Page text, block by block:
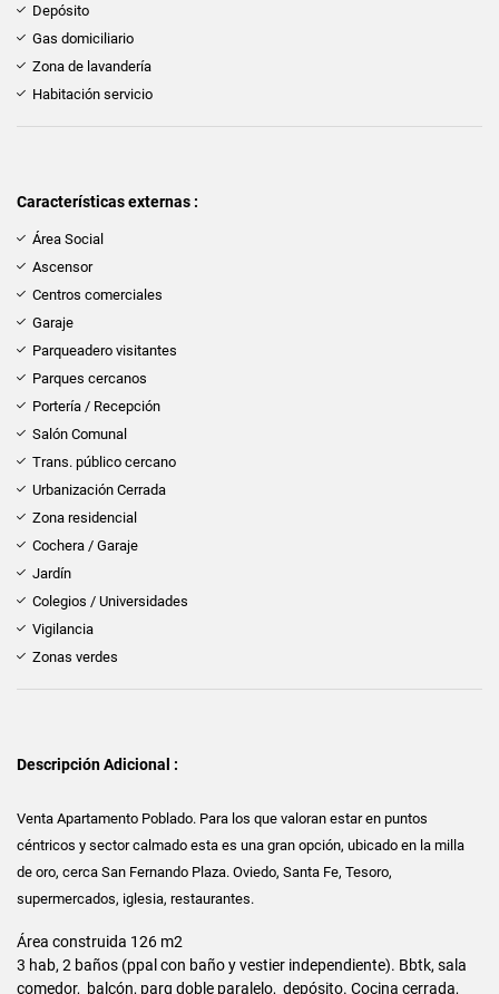
Depósito
Gas domiciliario
Zona de lavandería
Habitación servicio
Características externas :
Área Social
Ascensor
Centros comerciales
Garaje
Parqueadero visitantes
Parques cercanos
Portería / Recepción
Salón Comunal
Trans. público cercano
Urbanización Cerrada
Zona residencial
Cochera / Garaje
Jardín
Colegios / Universidades
Vigilancia
Zonas verdes
Descripción Adicional :
Venta Apartamento Poblado. Para los que valoran estar en puntos
céntricos y sector calmado esta es una gran opción, ubicado en la milla
de oro, cerca San Fernando Plaza. Oviedo, Santa Fe, Tesoro,
supermercados, iglesia, restaurantes.
Área construida 126 m2
3 hab, 2 baños (ppal con baño y vestier independiente). Bbtk, sala
comedor, balcón, parq doble paralelo, depósito. Cocina cerrada,